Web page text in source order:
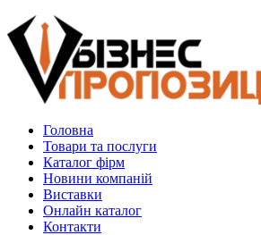
Головна
Товари та послуги
Каталог фірм
Новини компаній
Виставки
Онлайн каталог
Контакти